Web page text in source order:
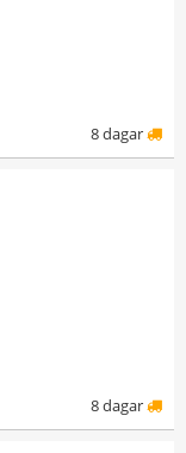
8 dagar
8 dagar